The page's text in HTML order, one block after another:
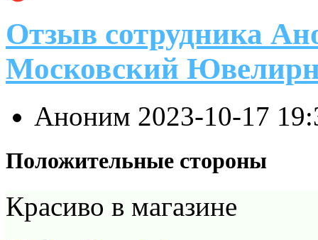
Отзыв сотрудника
Московский
Аноним 2023-10-17
Положительные стороны
Красиво в магазине